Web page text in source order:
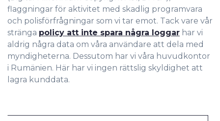
flaggningar för aktivitet med skadlig programvara
och polisförfrågningar som vi tar emot. Tack vare vår
stränga policy att inte spara några loggar har vi
aldrig några data om våra användare att dela med
myndigheterna. Dessutom har vi våra huvudkontor
i Rumänien. Här har vi ingen rättslig skyldighet att
lagra kunddata.